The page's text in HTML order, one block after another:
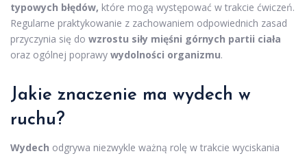
typowych błędów, które mogą występować w trakcie ćwiczeń.
Regularne praktykowanie z zachowaniem odpowiednich zasad
przyczynia się do wzrostu siły mięśni górnych partii ciała
oraz ogólnej poprawy wydolności organizmu.
Jakie znaczenie ma wydech w
ruchu?
Wydech odgrywa niezwykle ważną rolę w trakcie wyciskania